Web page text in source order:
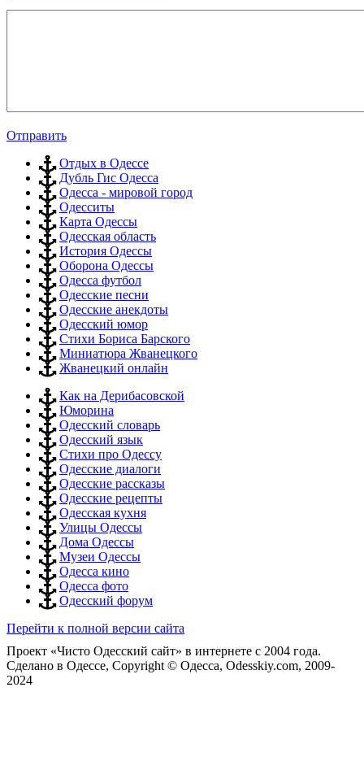
Отправить
Отдых в Одессе
Дубль Гис Одесса
Одесса - мировой город
Одесситы
Карта Одессы
Одесская область
История Одессы
Оборона Одессы
Одесса футбол
Одесские песни
Одесские анекдоты
Одесский юмор
Стихи Бориса Барского
Миниатюра Жванецкого
Жванецкий онлайн
Как на Дерибасовской
Юморина
Одесский словарь
Одесский язык
Стихи про Одессу
Одесские диалоги
Одесские рассказы
Одесские рецепты
Одесская кухня
Улицы Одессы
Дома Одессы
Музеи Одессы
Одесса кино
Одесса фото
Одесский форум
Перейти к полной версии сайта
Проект «Чисто Одесский сайт» в интернете с 2004 года.
Сделано в Одессе, Copyright © Одесса, Odesskiy.com, 2009-
2024